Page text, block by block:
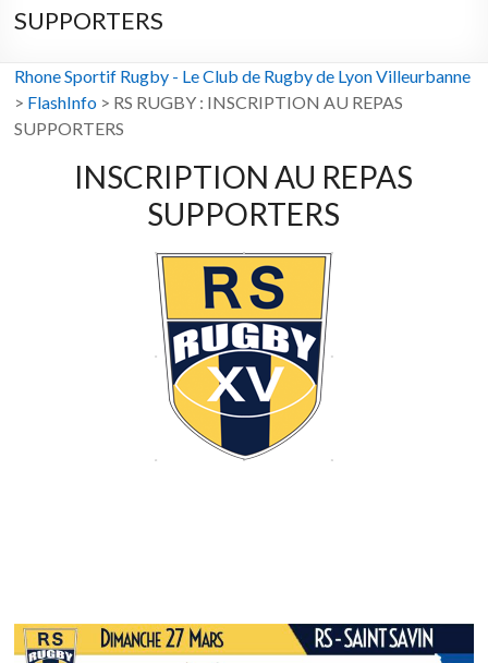
SUPPORTERS
Rhone Sportif Rugby - Le Club de Rugby de Lyon Villeurbanne
> FlashInfo > RS RUGBY : INSCRIPTION AU REPAS
SUPPORTERS
INSCRIPTION AU REPAS
SUPPORTERS